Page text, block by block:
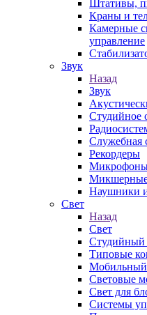
Штативы,
Краны и
Камерные
управление
Звук
Назад
Звук
Студийное
Служебная
Рекордеры
Наушники
Свет
Назад
Свет
Студийный
Типовые
Мобильный
Световые
Свет для
Системы